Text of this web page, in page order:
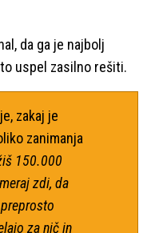
da ga je najbolj
uspel zasilno rešiti.
zakaj je
zanimanja
150.000
zdi, da
za nič in